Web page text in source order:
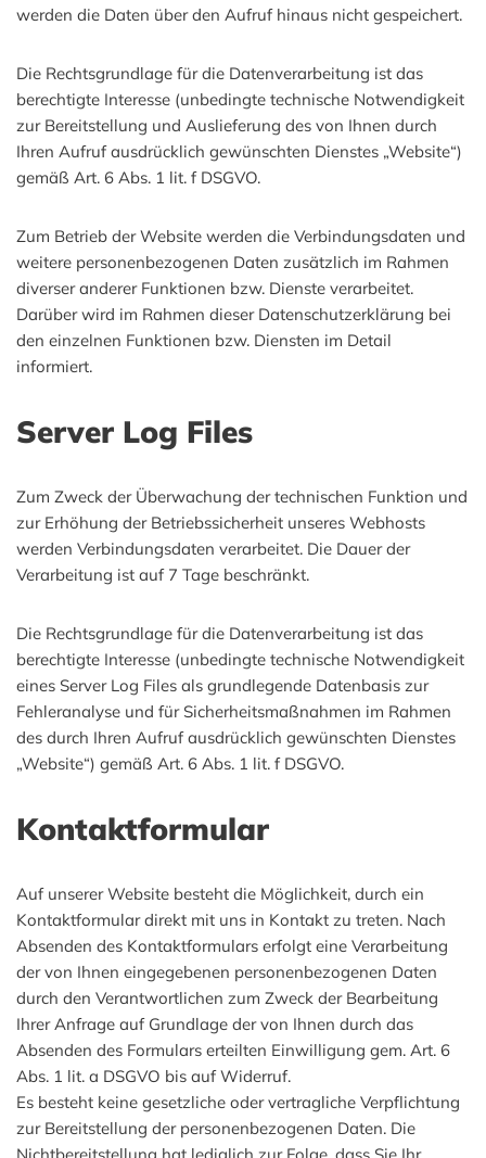
werden die Daten über den Aufruf hinaus nicht gespeichert.
Die Rechtsgrundlage für die Datenverarbeitung ist das
berechtigte Interesse (unbedingte technische Notwendigkeit
zur Bereitstellung und Auslieferung des von Ihnen durch
Ihren Aufruf ausdrücklich gewünschten Dienstes „Website“)
gemäß Art. 6 Abs. 1 lit. f DSGVO.
Zum Betrieb der Website werden die Verbindungsdaten und
weitere personenbezogenen Daten zusätzlich im Rahmen
diverser anderer Funktionen bzw. Dienste verarbeitet.
Darüber wird im Rahmen dieser Datenschutzerklärung bei
den einzelnen Funktionen bzw. Diensten im Detail
informiert.
Server Log Files
Zum Zweck der Überwachung der technischen Funktion und
zur Erhöhung der Betriebssicherheit unseres Webhosts
werden Verbindungsdaten verarbeitet. Die Dauer der
Verarbeitung ist auf 7 Tage beschränkt.
Die Rechtsgrundlage für die Datenverarbeitung ist das
berechtigte Interesse (unbedingte technische Notwendigkeit
eines Server Log Files als grundlegende Datenbasis zur
Fehleranalyse und für Sicherheitsmaßnahmen im Rahmen
des durch Ihren Aufruf ausdrücklich gewünschten Dienstes
„Website“) gemäß Art. 6 Abs. 1 lit. f DSGVO.
Kontaktformular
Auf unserer Website besteht die Möglichkeit, durch ein
Kontaktformular direkt mit uns in Kontakt zu treten. Nach
Absenden des Kontaktformulars erfolgt eine Verarbeitung
der von Ihnen eingegebenen personenbezogenen Daten
durch den Verantwortlichen zum Zweck der Bearbeitung
Ihrer Anfrage auf Grundlage der von Ihnen durch das
Absenden des Formulars erteilten Einwilligung gem. Art. 6
Abs. 1 lit. a DSGVO bis auf Widerruf.
Es besteht keine gesetzliche oder vertragliche Verpflichtung
zur Bereitstellung der personenbezogenen Daten. Die